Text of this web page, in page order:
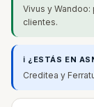
Vivus y
clientes.
ℹ️ ¿ESTÁS EN
Creditea y